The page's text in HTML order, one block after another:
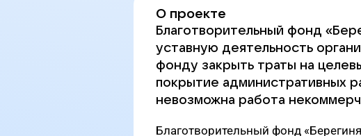
О проекте
Благотворительный фонд
уставную деятельность
фонду закрыть траты на
покрытие административных
невозможна работа
Благотворительный фонд